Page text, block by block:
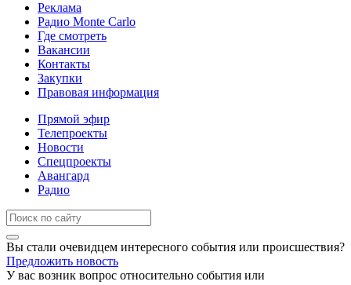
Реклама
Радио Monte Carlo
Где смотреть
Вакансии
Контакты
Закупки
Правовая информация
Прямой эфир
Телепроекты
Новости
Спецпроекты
Авангард
Радио
Вы стали очевидцем интересного события или происшествия?
Предложить новость
У вас возник вопрос относительно события или